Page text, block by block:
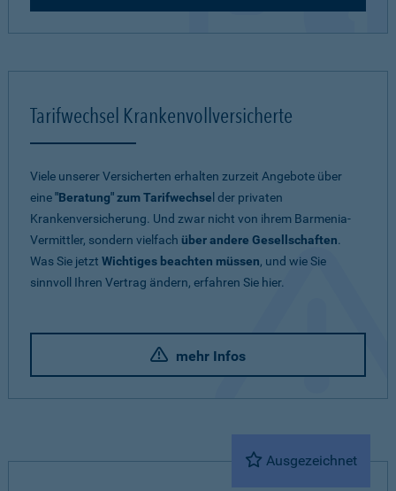
Tarifwechsel Krankenvollversicherte
Viele unserer Versicherten erhalten zurzeit Angebote über
eine"Beratung" zum Tarifwechse l der privaten
Krankenversicherung. Und zwar nicht von ihrem Barmenia-
Vermittler, sondern vielfach über andere Gesellschaften.
Was Sie jetzt Wichtiges beachten müssen, und wie Sie
sinnvoll Ihren Vertrag ändern, erfahren Sie hier.
mehr Infos
Ausgezeichnet